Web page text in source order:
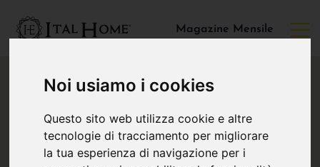
Noi usiamo i cookies
Questo sito web utilizza cookie e altre
tecnologie di tracciamento per migliorare
la tua esperienza di navigazione per i
Magazine Mensile